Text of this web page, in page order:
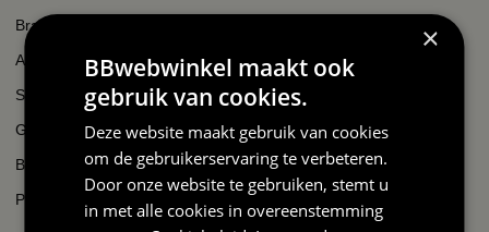
Brabant
Après-ski
Swat
Gezinsuitbreiding
Boer
Padel
×
BBwebwinkel maakt ook
gebruik van cookies.
Deze website maakt gebruik van cookies
om de gebruikerservaring te verbeteren.
Door onze website te gebruiken, stemt u
in met alle cookies in overeenstemming